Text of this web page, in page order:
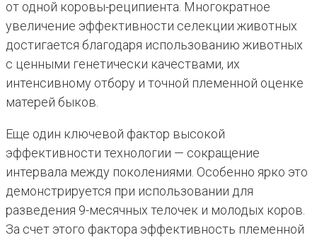
от одной коровы-реципиента. Многократное
увеличение эффективности селекции животных
достигается благодаря использованию животных
с ценными генетически качествами, их
интенсивному отбору и точной племенной оценке
матерей быков.
Еще один ключевой фактор высокой
эффективности технологии — сокращение
интервала между поколениями. Особенно ярко это
демонстрируется при использовании для
разведения 9-месячных телочек и молодых коров.
За счет этого фактора эффективность племенной